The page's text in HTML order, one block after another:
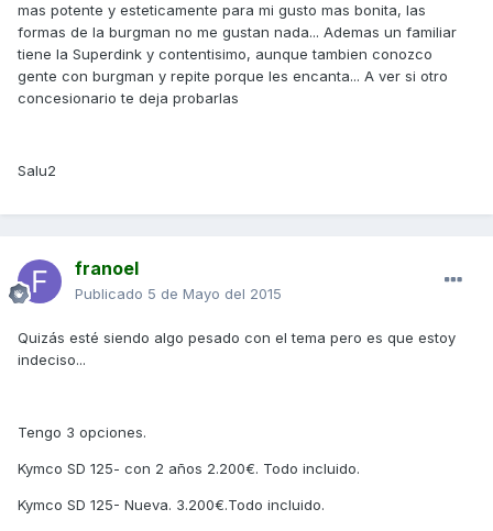
mas potente y esteticamente para mi gusto mas bonita, las
formas de la burgman no me gustan nada... Ademas un familiar
tiene la Superdink y contentisimo, aunque tambien conozco
gente con burgman y repite porque les encanta... A ver si otro
concesionario te deja probarlas
Salu2
franoel
Publicado 5 de Mayo del 2015
Quizás esté siendo algo pesado con el tema pero es que estoy
indeciso...
Tengo 3 opciones.
Kymco SD 125- con 2 años 2.200€. Todo incluido.
Kymco SD 125- Nueva. 3.200€.Todo incluido.